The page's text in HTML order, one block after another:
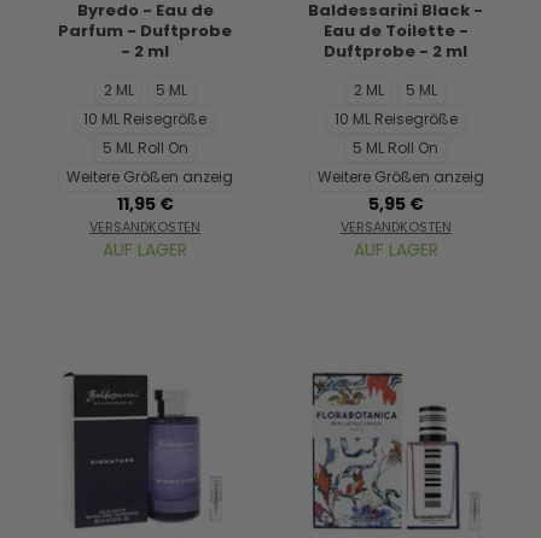
Byredo - Eau de
Parfum - Duftprobe
- 2 ml
2 ML
5 ML
10 ML Reisegröße
5 ML Roll On
Weitere Größen anzeigen...
11,95 €
VERSANDKOSTEN
AUF LAGER
Baldessarini Black -
Eau de Toilette -
Duftprobe - 2 ml
2 ML
5 ML
10 ML Reisegröße
5 ML Roll On
Weitere Größen anzeigen...
5,95 €
VERSANDKOSTEN
AUF LAGER